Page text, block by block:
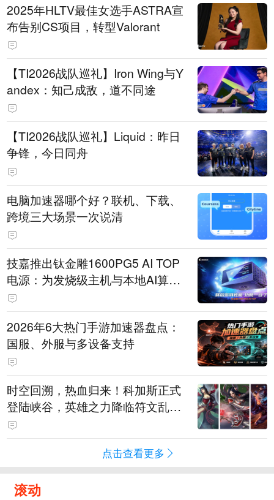
2025年HLTV最佳女选手ASTRA宣
布告别CS项目，转型Valorant
【TI2026战队巡礼】Iron Wing与Y
andex：知己成敌，道不同途
【TI2026战队巡礼】Liquid：昨日
争锋，今日同舟
电脑加速器哪个好？联机、下载、
跨境三大场景一次说清
技嘉推出钛金雕1600PG5 AI TOP
电源：为发烧级主机与本地AI算力
打造旗舰供电方案
2026年6大热门手游加速器盘点：
国服、外服与多设备支持
时空回溯，热血归来！科加斯正式
登陆峡谷，英雄之力降临符文乱
斗！
点击查看更多
滚动